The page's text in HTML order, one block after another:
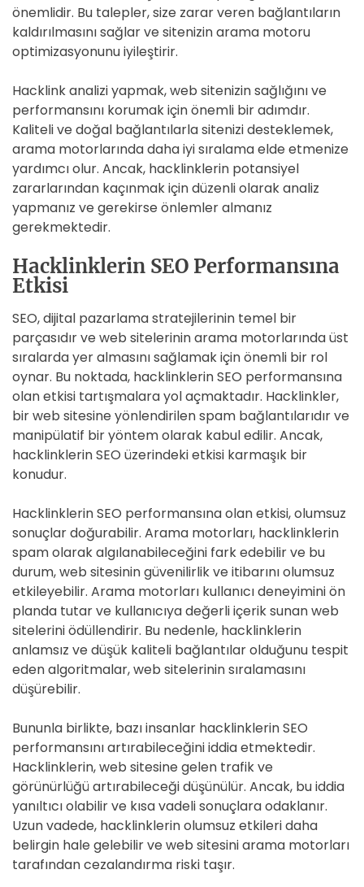
önemlidir. Bu talepler, size zarar veren bağlantıların
kaldırılmasını sağlar ve sitenizin arama motoru
optimizasyonunu iyileştirir.
Hacklink analizi yapmak, web sitenizin sağlığını ve
performansını korumak için önemli bir adımdır.
Kaliteli ve doğal bağlantılarla sitenizi desteklemek,
arama motorlarında daha iyi sıralama elde etmenize
yardımcı olur. Ancak, hacklinklerin potansiyel
zararlarından kaçınmak için düzenli olarak analiz
yapmanız ve gerekirse önlemler almanız
gerekmektedir.
Hacklinklerin SEO Performansına
Etkisi
SEO, dijital pazarlama stratejilerinin temel bir
parçasıdır ve web sitelerinin arama motorlarında üst
sıralarda yer almasını sağlamak için önemli bir rol
oynar. Bu noktada, hacklinklerin SEO performansına
olan etkisi tartışmalara yol açmaktadır. Hacklinkler,
bir web sitesine yönlendirilen spam bağlantılarıdır ve
manipülatif bir yöntem olarak kabul edilir. Ancak,
hacklinklerin SEO üzerindeki etkisi karmaşık bir
konudur.
Hacklinklerin SEO performansına olan etkisi, olumsuz
sonuçlar doğurabilir. Arama motorları, hacklinklerin
spam olarak algılanabileceğini fark edebilir ve bu
durum, web sitesinin güvenilirlik ve itibarını olumsuz
etkileyebilir. Arama motorları kullanıcı deneyimini ön
planda tutar ve kullanıcıya değerli içerik sunan web
sitelerini ödüllendirir. Bu nedenle, hacklinklerin
anlamsız ve düşük kaliteli bağlantılar olduğunu tespit
eden algoritmalar, web sitelerinin sıralamasını
düşürebilir.
Bununla birlikte, bazı insanlar hacklinklerin SEO
performansını artırabileceğini iddia etmektedir.
Hacklinklerin, web sitesine gelen trafik ve
görünürlüğü artırabileceği düşünülür. Ancak, bu iddia
yanıltıcı olabilir ve kısa vadeli sonuçlara odaklanır.
Uzun vadede, hacklinklerin olumsuz etkileri daha
belirgin hale gelebilir ve web sitesini arama motorları
tarafından cezalandırma riski taşır.